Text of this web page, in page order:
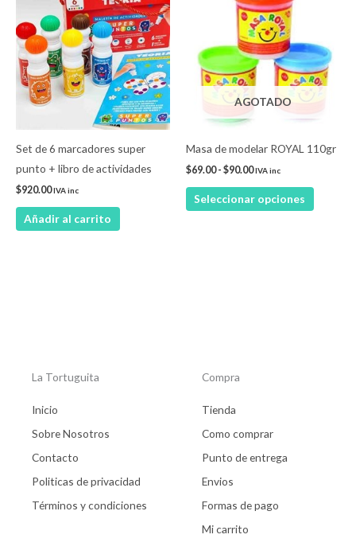
Set de 6 marcadores super
punto + libro de actividades
$920.00IVA inc
Añadir al carrito
AGOTADO
Masa de modelar ROYAL 110gr
$69.00 - $90.00
precios:
desde
$69.00
hasta
$90.00
IVA inc
Seleccionar opciones
Las
se
pueden
La Tortuguita
Inicio
Sobre Nosotros
Contacto
Politicas de privacidad
Términos y condiciones
Compra
Tienda
Como comprar
Punto de entrega
Envios
Formas de pago
Mi carrito